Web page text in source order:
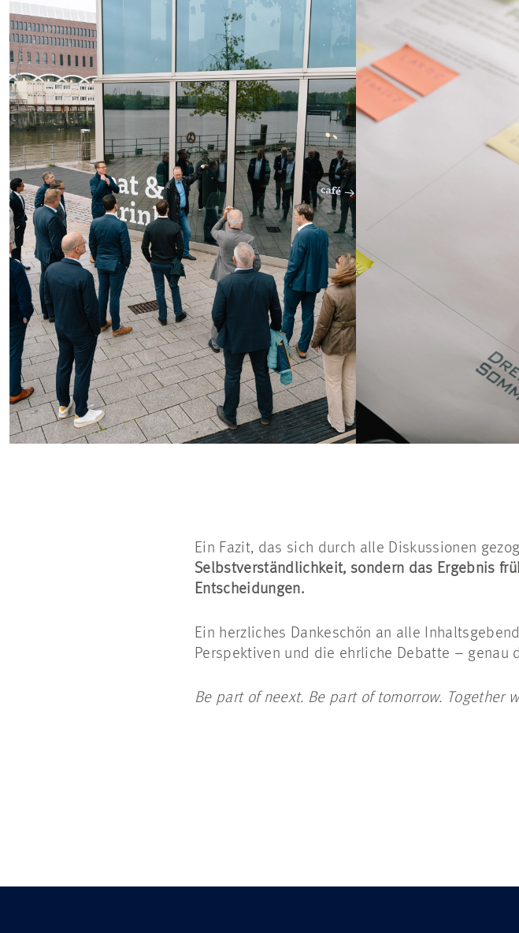
Ein Fazit, das sich durch alle Diskussionen
Selbstverständlichkeit, sondern das Ergebnis
Entscheidungen.
Ein herzliches Dankeschön an alle
Perspektiven und die ehrliche Debatte – genau
Be part of neext. Be part of tomorrow. Together